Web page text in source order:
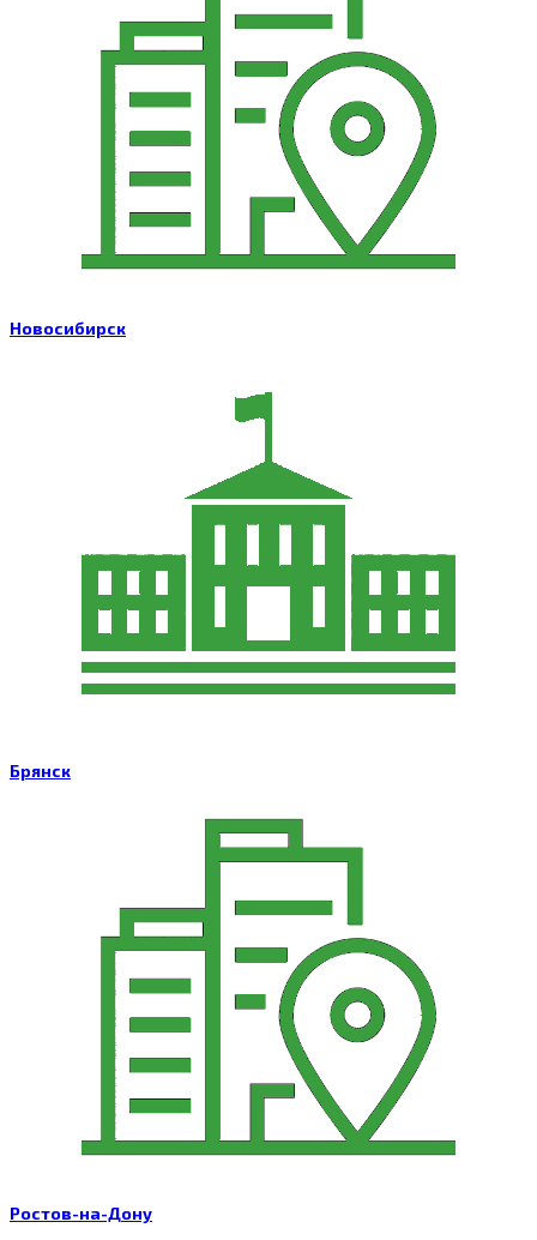
Новосибирск
Брянск
Ростов-на-Дону